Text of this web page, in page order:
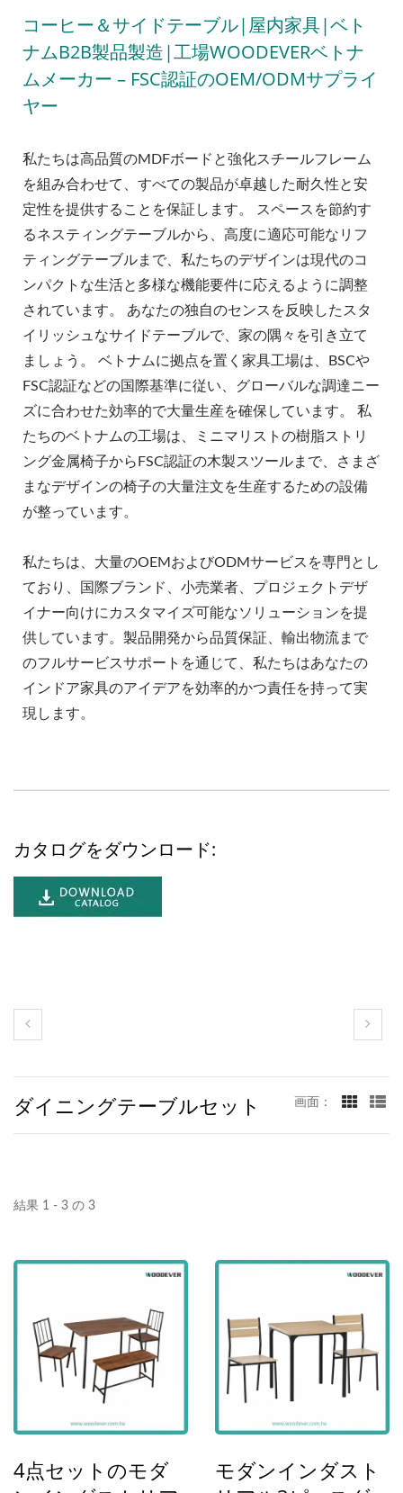
コーヒー＆サイドテーブル|屋内家具|ベト
ナムB2B製品製造|工場WOODEVERベトナ
ムメーカー – FSC認証のOEM/ODMサプライ
ヤー
私たちは高品質のMDFボードと強化スチールフレーム
を組み合わせて、すべての製品が卓越した耐久性と安
定性を提供することを保証します。 スペースを節約す
るネスティングテーブルから、高度に適応可能なリフ
ティングテーブルまで、私たちのデザインは現代のコ
ンパクトな生活と多様な機能要件に応えるように調整
されています。 あなたの独自のセンスを反映したスタ
イリッシュなサイドテーブルで、家の隅々を引き立て
ましょう。 ベトナムに拠点を置く家具工場は、BSCや
FSC認証などの国際基準に従い、グローバルな調達ニー
ズに合わせた効率的で大量生産を確保しています。 私
たちのベトナムの工場は、ミニマリストの樹脂ストリ
ング金属椅子からFSC認証の木製スツールまで、さまざ
まなデザインの椅子の大量注文を生産するための設備
が整っています。
私たちは、大量のOEMおよびODMサービスを専門とし
ており、国際ブランド、小売業者、プロジェクトデザ
イナー向けにカスタマイズ可能なソリューションを提
供しています。製品開発から品質保証、輸出物流まで
のフルサービスサポートを通じて、私たちはあなたの
インドア家具のアイデアを効率的かつ責任を持って実
現します。
カタログをダウンロード:
ダイニングテーブルセット 画面：
結果 1 - 3 の 3
4点セットのモダ
モダンインダスト